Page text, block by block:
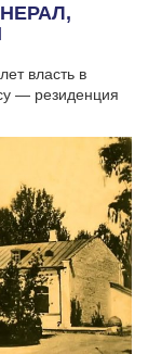
власть в
— резиденция